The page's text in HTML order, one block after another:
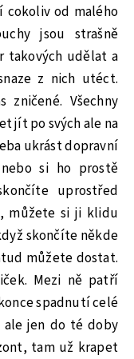
cokoliv od malého
jsou strašně
takových udělat a
z nich utéct.
zničené. Všechny
jít po svých ale na
ukrást dopravní
si ho prostě
uprostřed
můžete si ji klidu
skončíte někde
můžete dostat.
Mezi ně patří
spadnutí celé
ale jen do té doby
tam už krapet